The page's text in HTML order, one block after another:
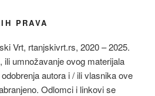
PRAVA
Vrt, rtanjskivrt.rs, 2020 – 2025.
ili umnožavanje ovog materijala
autora i / ili vlasnika ove
Odlomci i linkovi se